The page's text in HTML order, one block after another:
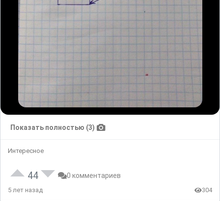
Показать полностью (3)
Интересное
44 0 комментариев
5 лет назад 304